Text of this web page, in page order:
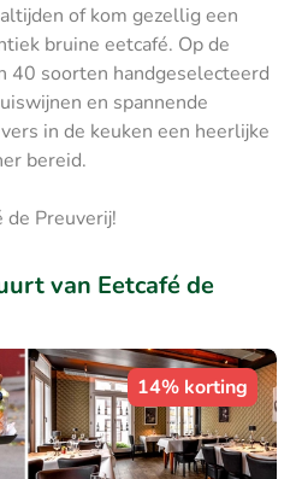
of kom gezellig een
bruine eetcafé. Op de
40 soorten handgeselecteerd
en spannende
in de keuken een heerlijke
bereid.
de Preuverij!
van Eetcafé de
14% korting